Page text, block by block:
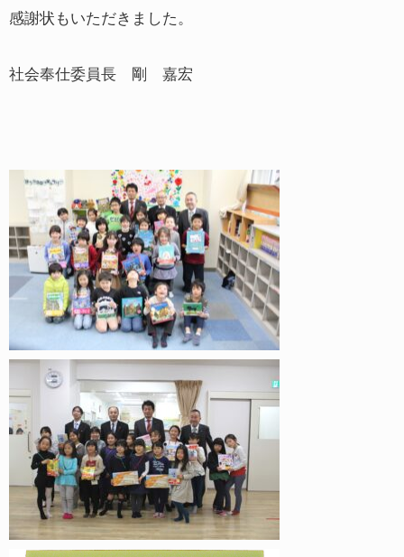
感謝状もいただきました。
社会奉仕委員長 剛 嘉宏